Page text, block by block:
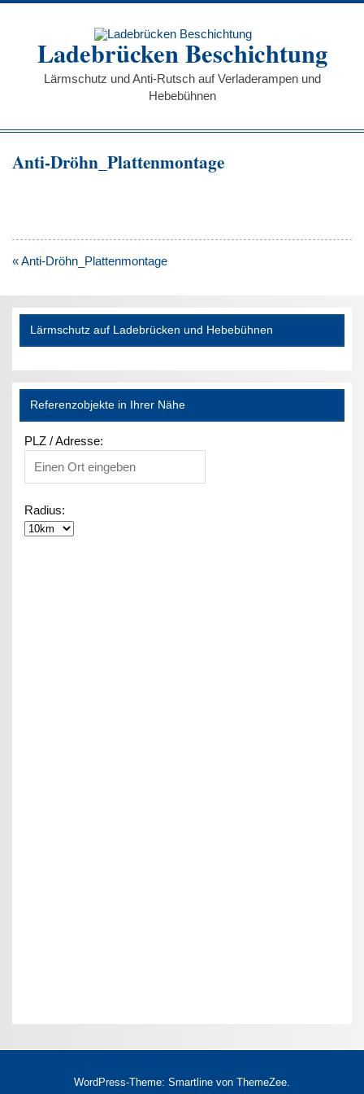
Zum
Ladebrücken Beschichtung
Lärmschutz und Anti-Rutsch auf Verladerampen und
Hebebühnen
Anti-Dröhn_Plattenmontage
Beitragsnavigation
« Anti-Dröhn_Plattenmontage
Lärmschutz auf Ladebrücken und Hebebühnen
Referenzobjekte in Ihrer Nähe
PLZ / Adresse:
Radius:
WordPress-Theme: Smartline von ThemeZee.